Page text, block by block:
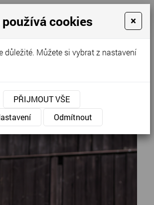
Kontaktujte nás
cookies ×
důležité. Můžete si vybrat z nastavení
PŘIJMOUT VŠE
Odmítnout